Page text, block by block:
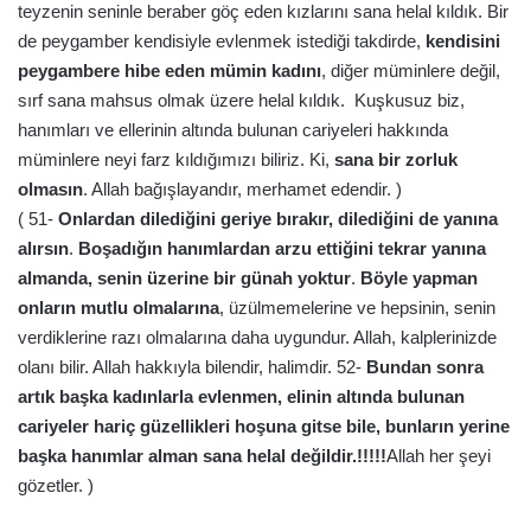
teyzenin seninle beraber göç eden kızlarını sana helal kıldık. Bir
de peygamber kendisiyle evlenmek istediği takdirde, kendisini
peygambere hibe eden mümin kadını, diğer müminlere değil,
sırf sana mahsus olmak üzere helal kıldık. Kuşkusuz biz,
hanımları ve ellerinin altında bulunan cariyeleri hakkında
müminlere neyi farz kıldığımızı biliriz. Ki, sana bir zorluk
olmasın. Allah bağışlayandır, merhamet edendir. )
( 51- Onlardan dilediğini geriye bırakır, dilediğini de yanına
alırsın. Boşadığın hanımlardan arzu ettiğini tekrar yanına
almanda, senin üzerine bir günah yoktur. Böyle yapman
onların mutlu olmalarına, üzülmemelerine ve hepsinin, senin
verdiklerine razı olmalarına daha uygundur. Allah, kalplerinizde
olanı bilir. Allah hakkıyla bilendir, halimdir. 52- Bundan sonra
artık başka kadınlarla evlenmen, elinin altında bulunan
cariyeler hariç güzellikleri hoşuna gitse bile, bunların yerine
başka hanımlar alman sana helal değildir.!!!!!Allah her şeyi
gözetler. )